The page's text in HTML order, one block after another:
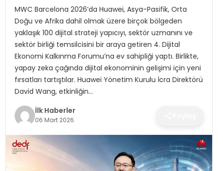
MAGAZIN
SIYASET
SPOR
TEKNOLOJI
YAŞAM
MWC Barcelona 2026’da Huawei, Asya-Pasifik, Orta
Doğu ve Afrika dahil olmak üzere birçok bölgeden
yaklaşık 100 dijital strateji yapıcıyı, sektör uzmanını ve
sektör birliği temsilcisini bir araya getiren 4. Dijital
Ekonomi Kalkınma Forumu’na ev sahipliği yaptı. Birlikte,
yapay zeka çağında dijital ekonominin gelişimi için yeni
fırsatları tartıştılar. Huawei Yönetim Kurulu İcra Direktörü
David Wang, etkinliğin…
İlk Haberler
06 Mart 2026